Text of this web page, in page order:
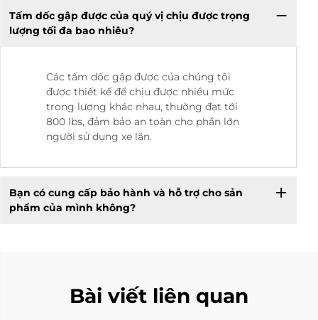
Tấm dốc gập được của quý vị chịu được trọng
lượng tối đa bao nhiêu?
Các tấm dốc gập được của chúng tôi
được thiết kế để chịu được nhiều mức
trọng lượng khác nhau, thường đạt tới
800 lbs, đảm bảo an toàn cho phần lớn
người sử dụng xe lăn.
Bạn có cung cấp bảo hành và hỗ trợ cho sản
phẩm của mình không?
Bài viết liên quan